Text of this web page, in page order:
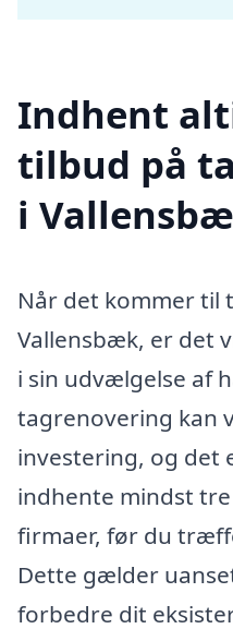
Indhent
tilbud på
i
Når det kommer til
Vallensbæk, er det
i sin udvælgelse af
tagrenovering kan
investering, og det
indhente mindst
firmaer, før du
Dette gælder
forbedre dit